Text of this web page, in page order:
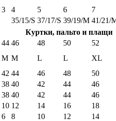
3 4 5 6
7
35/15/S 37/17/S 39/19/M 41/21/
Куртки, пальто и плащи
44 46 48 50
52
M M L L
XL
42 44 46 48
50
38 40 42 44
46
38 40 42 44
46
10 12 14 16
18
6 8 10 12
14